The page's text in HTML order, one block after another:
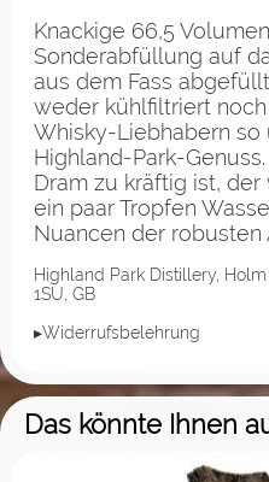
Knackige 66,5
Sonderabfüllung auf
aus dem Fass
weder kühlfiltriert
Whisky-Liebhabern so
Highland-Park-
Dram zu kräftig ist,
ein paar Tropfen
Nuancen der robusten
Highland Park Distillery,
1SU, GB
▸Widerrufsbelehrung
Das könnte Ihnen